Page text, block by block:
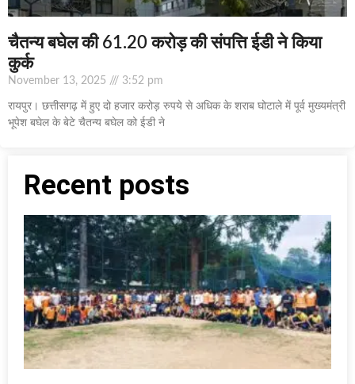
चैतन्य बघेल की 61.20 करोड़ की संपत्ति ईडी ने किया
कुर्क
November 13, 2025 3:52 pm
रायपुर। छत्तीसगढ़ में हुए दो हजार करोड़ रुपये से अधिक के शराब घोटाले में पूर्व मुख्यमंत्री
भूपेश बघेल के बेटे चैतन्य बघेल को ईडी ने
Recent posts